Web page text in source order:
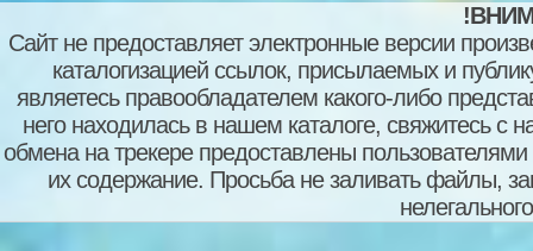
Сайт не предоставляет электронные версии
каталогизацией ссылок, присылаемых и
являетесь правообладателем какого-либо
него находилась в нашем каталоге, свяжитесь
обмена на трекере предоставлены пользователями
их содержание. Просьба не заливать файлы,